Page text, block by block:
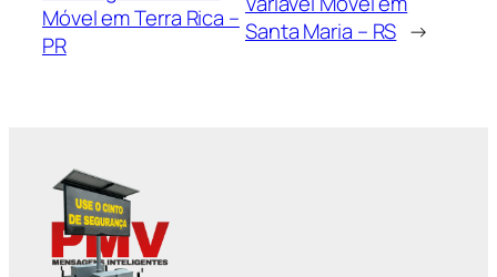
Móvel em Terra Rica –
PR
Santa Maria – RS →